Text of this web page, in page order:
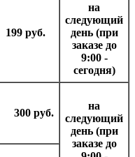
199 руб.
на
следующий
день (при
заказе до
9:00 -
сегодня)
300 руб.
на
следующий
день (при
заказе до